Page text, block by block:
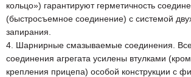
кольцо») гарантируют герметичность
(быстросъемное соединение) с системой
запирания.
4. Шарнирные смазываемые соединения.
соединения агрегата усилены втулками
крепления прицепа) особой конструкции с